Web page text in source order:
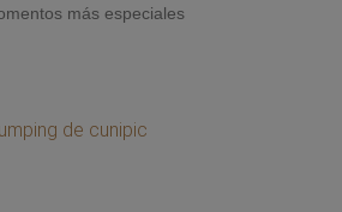
más especiales